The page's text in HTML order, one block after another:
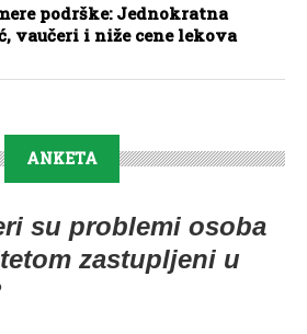
podrške: Jednokratna
vaučeri i niže cene lekova
ANKETA
su problemi osoba
zastupljeni u